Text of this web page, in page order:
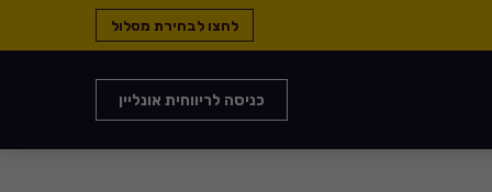
לחצו לבחירת מסלול
כניסה לריווחית אונליין